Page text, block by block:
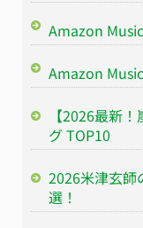
Amazon
Amazon
【2026最新
グ TOP10
2026米津玄師
選！